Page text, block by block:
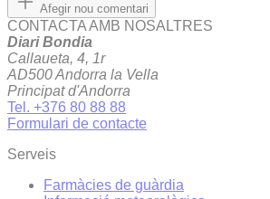
Afegir nou comentari
CONTACTA AMB NOSALTRES
Diari Bondia
Callaueta, 4, 1r
AD500 Andorra la Vella
Principat d'Andorra
Tel. +376 80 88 88
Formulari de contacte
Serveis
Farmàcies de guàrdia